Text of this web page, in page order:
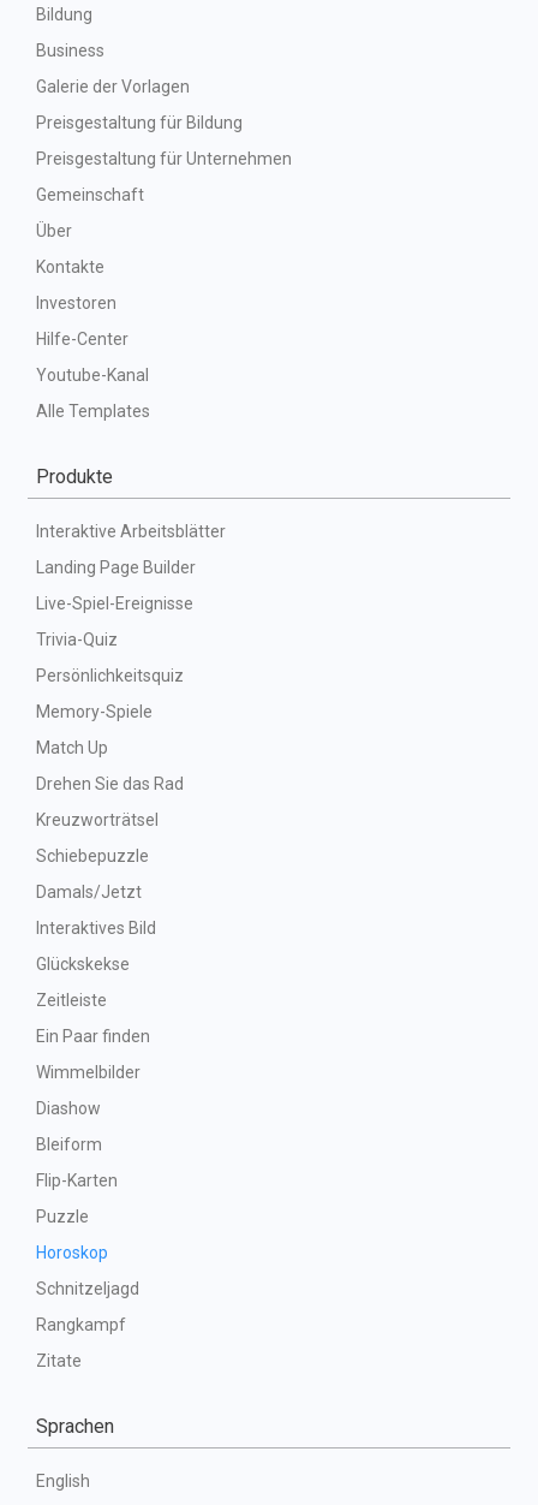
Bildung
Business
Galerie der Vorlagen
Preisgestaltung für Bildung
Preisgestaltung für Unternehmen
Gemeinschaft
Über
Kontakte
Investoren
Hilfe-Center
Youtube-Kanal
Alle Templates
Produkte
Interaktive Arbeitsblätter
Landing Page Builder
Live-Spiel-Ereignisse
Trivia-Quiz
Persönlichkeitsquiz
Memory-Spiele
Match Up
Drehen Sie das Rad
Kreuzworträtsel
Schiebepuzzle
Damals/Jetzt
Interaktives Bild
Glückskekse
Zeitleiste
Ein Paar finden
Wimmelbilder
Diashow
Bleiform
Flip-Karten
Puzzle
Horoskop
Schnitzeljagd
Rangkampf
Zitate
Sprachen
English